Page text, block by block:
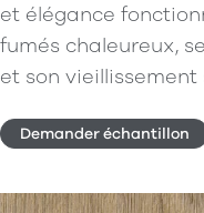
et élégance
fumés chaleureux,
et son vieillissement
Demander échantillon